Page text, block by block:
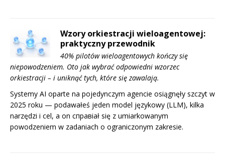
Wzory orkiestracji wieloagentowej:
praktyczny przewodnik
40% pilotów wieloagentowych kończy się
niepowodzeniem. Oto jak wybrać odpowiedni wzorzec
orkiestracji – i uniknąć tych, które się zawalają.
Systemy AI oparte na pojedynczym agencie osiągnęły szczyt w
2025 roku — podawałeś jeden model językowy (LLM), kilka
narzędzi i cel, a on справiał się z umiarkowanym
powodzeniem w zadaniach o ograniczonym zakresie.